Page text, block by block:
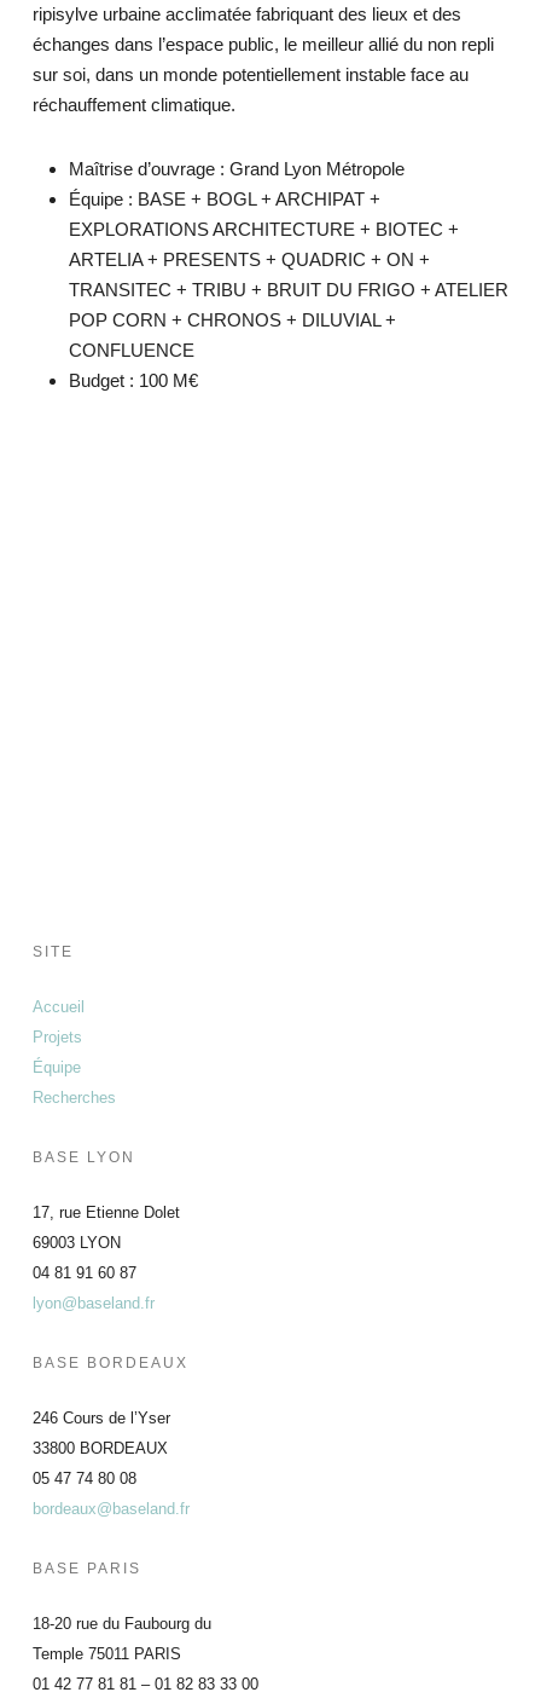
ripisylve urbaine acclimatée fabriquant des lieux et des
échanges dans l’espace public, le meilleur allié du non repli
sur soi, dans un monde potentiellement instable face au
réchauffement climatique.
Maîtrise d’ouvrage : Grand Lyon Métropole
Équipe : BASE + BOGL + ARCHIPAT +
EXPLORATIONS ARCHITECTURE + BIOTEC +
ARTELIA + PRESENTS + QUADRIC + ON +
TRANSITEC + TRIBU + BRUIT DU FRIGO + ATELIER
POP CORN + CHRONOS + DILUVIAL +
CONFLUENCE
Budget : 100 M€
SITE
Accueil
Projets
Équipe
Recherches
BASE LYON
17, rue Etienne Dolet
69003 LYON
04 81 91 60 87
lyon@baseland.fr
BASE BORDEAUX
246 Cours de l’Yser
33800 BORDEAUX
05 47 74 80 08
bordeaux@baseland.fr
BASE PARIS
18-20 rue du Faubourg du
Temple 75011 PARIS
01 42 77 81 81 – 01 82 83 33 00